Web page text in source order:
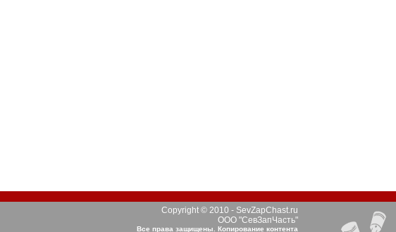
Copyright © 2010 - SevZapChast.ru
ООО "СевЗапЧасть"
Все права защищены. Копирование контента